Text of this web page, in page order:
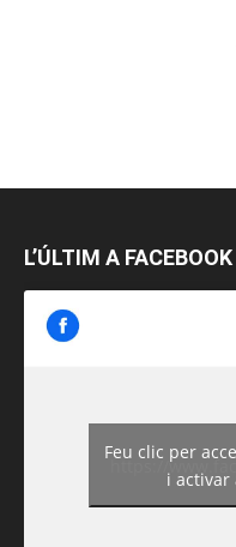
L’ÚLTIM A FACEBOOK
https://
Feu clic per
i activar